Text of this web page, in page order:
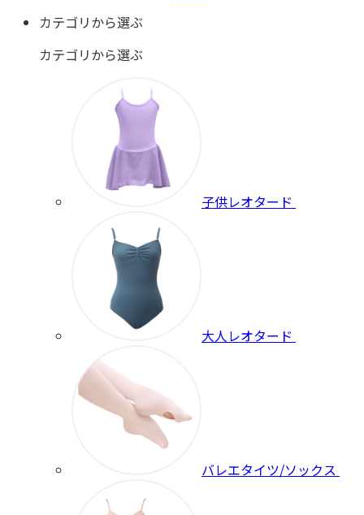
カテゴリから選ぶ
カテゴリから選ぶ
子供レオタード
大人レオタード
バレエタイツ/ソックス